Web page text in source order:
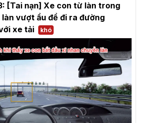
[Tai nạn] Xe con từ làn trong
vượt ẩu để đi ra đường
xe tải
khó